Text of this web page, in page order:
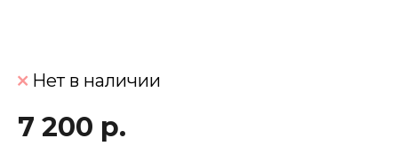
Нет в наличии
7 200 р.